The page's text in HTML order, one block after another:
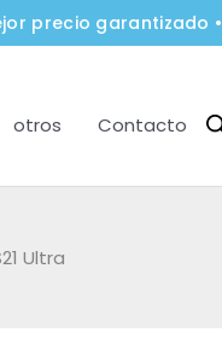
precio garantizado •
otros Contacto
Ultra